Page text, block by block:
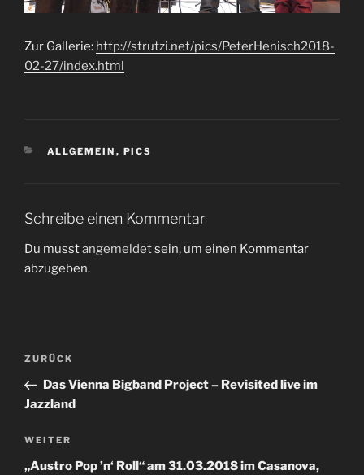
Zur Gallerie: http://strutzi.net/pics/PeterHenisch2018-
02-27/index.html
KATEGORIEN
ALLGEMEIN , PICS
Schreibe einen Kommentar
Du musstangemeldetsein, um einen Kommentar
abzugeben.
Beitragsnavigation
Vorheriger
Beitrag
ZURÜCK
Das Vienna Bigband Project – Revisited live im
Jazzland
Nächster
Beitrag
WEITER
„Austro Pop ’n‘ Roll“ am 31.03.2018 im Casanova,